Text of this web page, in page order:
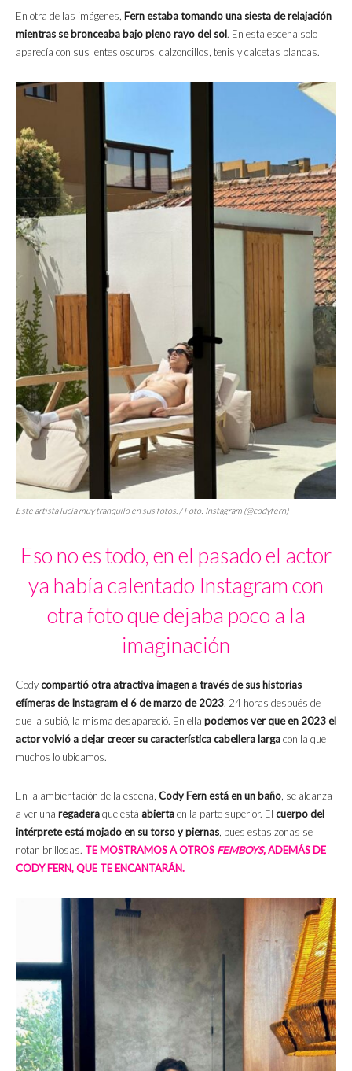
En otra de las imágenes, Fern estaba tomando una siesta de relajación
mientras se bronceaba bajo pleno rayo del sol. En esta escena solo
aparecía con sus lentes oscuros, calzoncillos, tenis y calcetas blancas.
Este artista lucía muy tranquilo en sus fotos. / Foto: Instagram (@codyfern)
Eso no es todo, en el pasado el actor
ya había calentado Instagram con
otra foto que dejaba poco a la
imaginación
Codycompartió otra atractiva imagen a través de sus historias
efímeras de Instagram el 6 de marzo de 2023. 24 horas después de
que la subió, la misma desapareció. En ella podemos ver que en 2023 el
actor volvió a dejar crecer su característica cabellera largacon la que
muchos lo ubicamos.
En la ambientación de la escena, Cody Fern está en un baño, se alcanza
a ver una regaderaque está abiertaen la parte superior. El cuerpo del
intérprete está mojado en su torsoy piernas, pues estas zonas se
notan brillosas. TE MOSTRAMOS A OTROS FEMBOYS,ADEMÁS DE
CODY FERN, QUE TE ENCANTARÁN.